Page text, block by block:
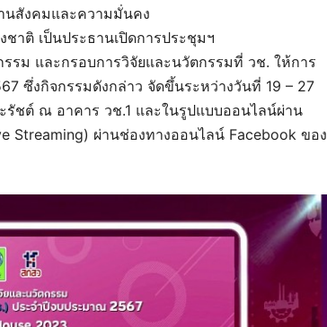
นสังคมและความมั่นคง
าติ เป็นประธานเปิดการประชุมฯ
รม และกรอบการวิจัยและนวัตกรรมที่ วช. ให้การ
ซึ่งกิจกรรมดังกล่าว จัดขึ้นระหว่างวันที่ 19 – 27
ชต์ ณ อาคาร วช.1 และในรูปแบบออนไลน์ผ่าน
Streaming) ผ่านช่องทางออนไลน์ Facebook ของ